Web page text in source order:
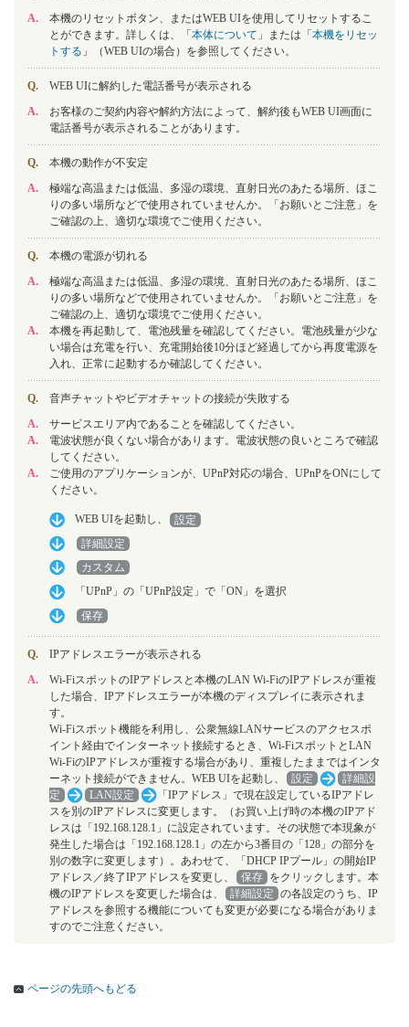
A.
本機のリセットボタン、またはWEB UIを使用してリセットするこ
とができます。詳しくは、「本体について 」または「本機をリセッ
トする 」（WEB UIの場合）を参照してください。
Q.
WEB UIに解約した電話番号が表示される
A.
お客様のご契約内容や解約方法によって、解約後もWEB UI画面に
電話番号が表示されることがあります。
Q.
本機の動作が不安定
A.
極端な高温または低温、多湿の環境、直射日光のあたる場所、ほこ
りの多い場所などで使用されていませんか。「お願いとご注意」を
ご確認の上、適切な環境でご使用ください。
Q.
本機の電源が切れる
A.
極端な高温または低温、多湿の環境、直射日光のあたる場所、ほこ
りの多い場所などで使用されていませんか。「お願いとご注意」を
ご確認の上、適切な環境でご使用ください。
A.
本機を再起動して、電池残量を確認してください。電池残量が少な
い場合は充電を行い、充電開始後10分ほど経過してから再度電源を
入れ、正常に起動するか確認してください。
Q.
音声チャットやビデオチャットの接続が失敗する
A.
サービスエリア内であることを確認してください。
A.
電波状態が良くない場合があります。電波状態の良いところで確認
してください。
A.
ご使用のアプリケーションが、UPnP対応の場合、UPnPをONにして
ください。
WEB UIを起動し、
設定
詳細設定
カスタム
「UPnP」の「UPnP設定」で「ON」を選択
保存
Q.
IPアドレスエラーが表示される
A.
Wi-FiスポットのIPアドレスと本機のLAN Wi-FiのIPアドレスが重複
した場合、IPアドレスエラーが本機のディスプレイに表示されま
す。
Wi-Fiスポット機能を利用し、公衆無線LANサービスのアクセスポ
イント経由でインターネット接続するとき、Wi-FiスポットとLAN
Wi-FiのIPアドレスが重複する場合があり、重複したままではインタ
ーネット接続ができません。WEB UIを起動し、
設定
詳細設
定
LAN設定
「IPアドレス」で現在設定しているIPアドレ
スを別のIPアドレスに変更します。（お買い上げ時の本機のIPアド
レスは「192.168.128.1」に設定されています。その状態で本現象が
発生した場合は「192.168.128.1」の左から3番目の「128」の部分を
別の数字に変更します）。あわせて、「DHCP IPプール」の開始IP
アドレス／終了IPアドレスを変更し、
保存 をクリックします。本
機のIPアドレスを変更した場合は、
詳細設定 の各設定のうち、IP
アドレスを参照する機能についても変更が必要になる場合がありま
すのでご注意ください。
ページの先頭へもどる